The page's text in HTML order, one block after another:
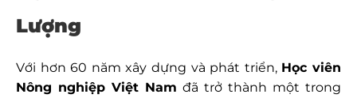
Lượng
Với hơn 60 năm xây dựng và phát triển, Học viên
Nông nghiệp Việt Nam đã trở thành một trong